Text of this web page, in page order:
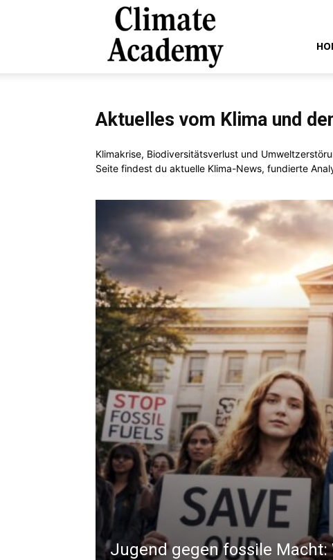
Academy
Aktuelles vom Klima und
Klimakrise, Biodiversitätsverlust und
Seite findest du aktuelle Klima-News, fundierte
Jugend gegen fossile